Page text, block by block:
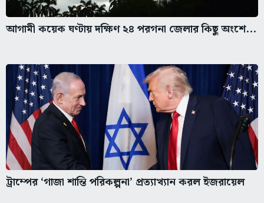
আগামী কয়েক ঘণ্টায় দক্ষিণ ২৪ পরগনা জেলার কিছু অংশে...
ট্রাম্পের ‘গাজা শান্তি পরিকল্পনা’ প্রত্যাখ্যান করল ইজরায়েল